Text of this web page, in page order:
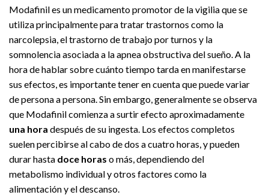
Modafinil es un medicamento promotor de la vigilia que se
utiliza principalmente para tratar trastornos como la
narcolepsia, el trastorno de trabajo por turnos y la
somnolencia asociada a la apnea obstructiva del sueño. A la
hora de hablar sobre cuánto tiempo tarda en manifestarse
sus efectos, es importante tener en cuenta que puede variar
de persona a persona. Sin embargo, generalmente se observa
que Modafinil comienza a surtir efecto aproximadamente
una hora después de su ingesta. Los efectos completos
suelen percibirse al cabo de dos a cuatro horas, y pueden
durar hasta doce horas o más, dependiendo del
metabolismo individual y otros factores como la
alimentación y el descanso.